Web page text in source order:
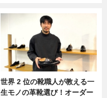
世界 2 位の靴職人が教える一
生モノの革靴選び！オーダー